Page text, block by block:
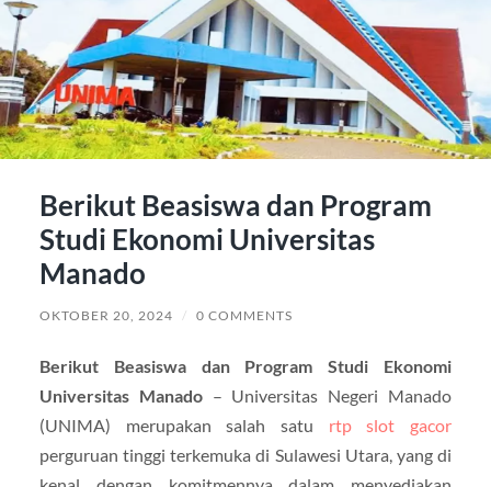
Berikut Beasiswa dan Program
Studi Ekonomi Universitas
Manado
OKTOBER 20, 2024 / 0 COMMENTS
Berikut Beasiswa dan Program Studi Ekonomi
Universitas Manado– Universitas Negeri Manado
(UNIMA) merupakan salah satu rtp slot gacor
perguruan tinggi terkemuka di Sulawesi Utara, yang di